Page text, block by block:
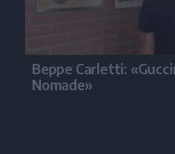
Beppe Carletti:
Nomade»